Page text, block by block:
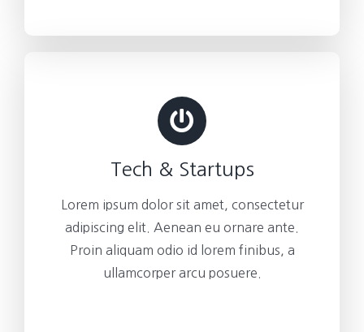
Tech & Startups
Lorem ipsum dolor sit amet, consectetur
adipiscing elit. Aenean eu ornare ante.
Proin aliquam odio id lorem finibus, a
ullamcorper arcu posuere.